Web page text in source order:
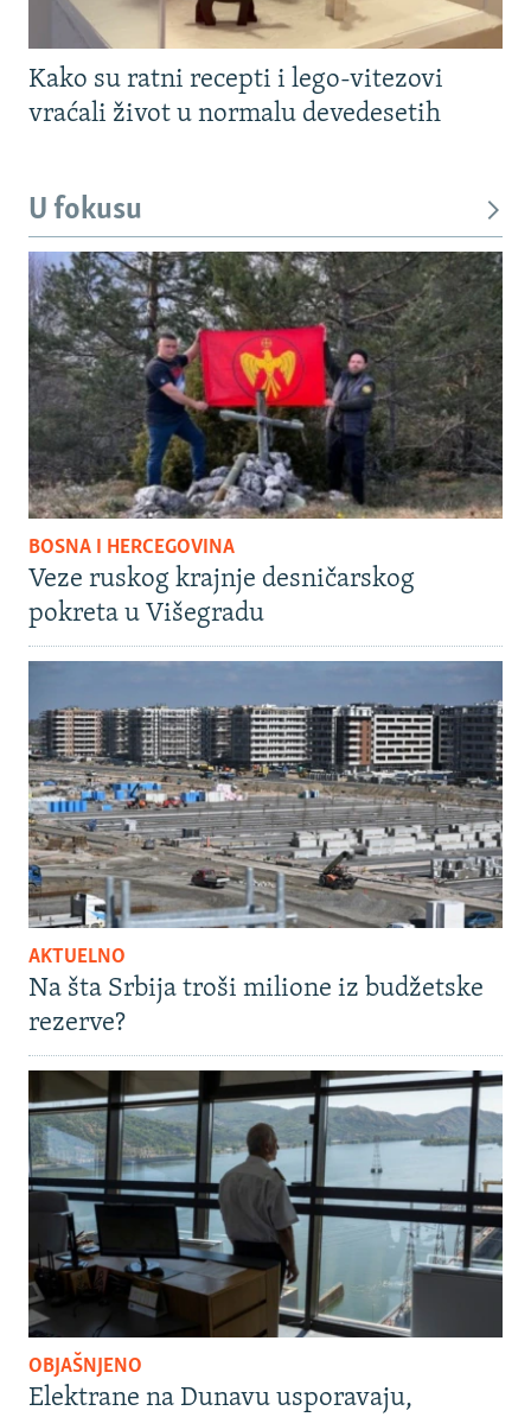
Kako su ratni recepti i lego-vitezovi
vraćali život u normalu devedesetih
U fokusu
BOSNA I HERCEGOVINA
Veze ruskog krajnje desničarskog
pokreta u Višegradu
AKTUELNO
Na šta Srbija troši milione iz budžetske
rezerve?
OBJAŠNJENO
Elektrane na Dunavu usporavaju,